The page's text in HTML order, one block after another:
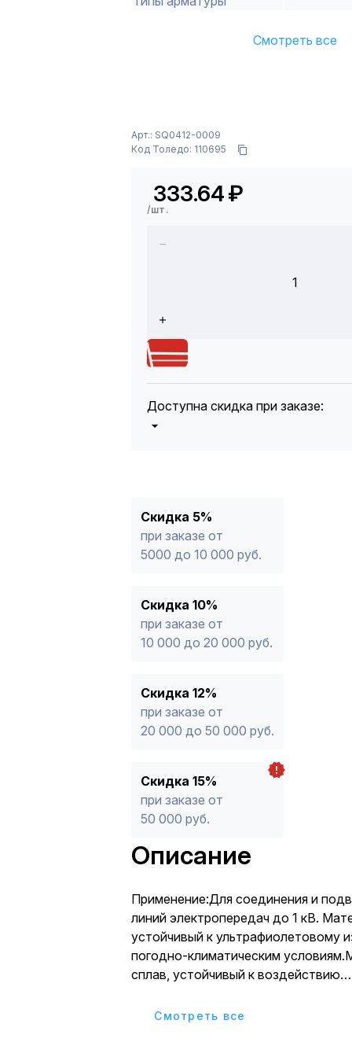
Смотреть все
Арт.: SQ0412-0009
Код Толедо: 110695
333.64₽
/шт.
1
Доступна скидка при заказе:
* -Для заказов, состоящих
продукции, максимальная скидка
Скидка 5%
при заказе от
5000 до 10 000 руб.
Скидка 10%
при заказе от
10 000 до 20 000 руб.
Скидка 12%
при заказе от
20 000 до 50 000 руб.
Скидка 15%
при заказе от
50 000 руб.
Описание
Применение:Для соединения и
линий электропередач до 1 кВ.
устойчивый к ультрафиолетовому
погодно-климатическим
сплав, устойчивый к воздействию
работ, возможность подключения
Cмотреть все